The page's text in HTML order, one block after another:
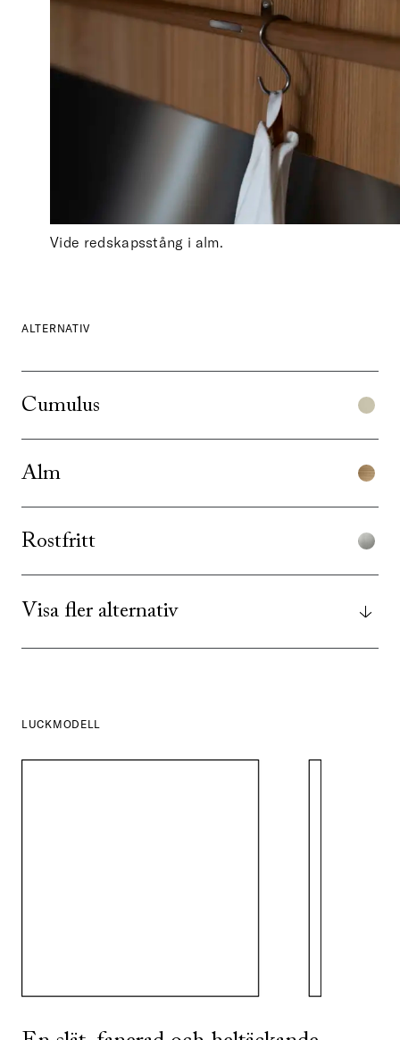
Vide redskapsstång i alm.
ALTERNATIV
Cumulus
SE ALLA I DENNA FÄRG
Alm
Rostfritt
Visa fler alternativ
LUCKMODELL